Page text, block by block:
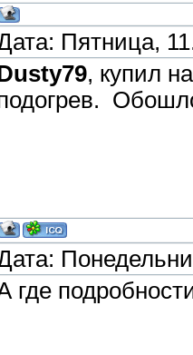
Пятница,
, купил
где